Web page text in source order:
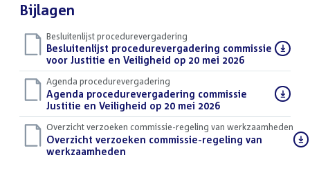
Bijlagen
Besluitenlijst procedurevergadering
Download
bestand:
Besluitenlijst procedurevergadering commissie
voor Justitie en Veiligheid op 20 mei 2026(PDF)
Agenda procedurevergadering
Download
bestand:
Agenda procedurevergadering commissie
Justitie en Veiligheid op 20 mei 2026(PDF)
Overzicht verzoeken commissie-regeling van werkzaamheden
Download
bestand:
Overzicht verzoeken commissie-regeling van
werkzaamheden